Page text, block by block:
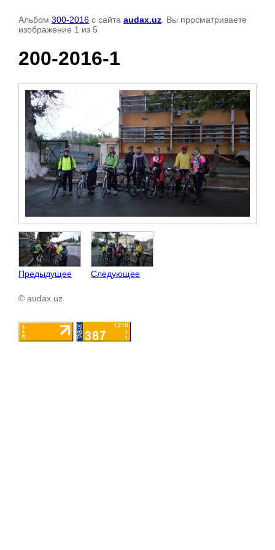
Альбом 300-2016 с сайта audax.uz . Вы просматриваете
изображение 1 из 5
200-2016-1
Предыдущее Следующее
© audax.uz